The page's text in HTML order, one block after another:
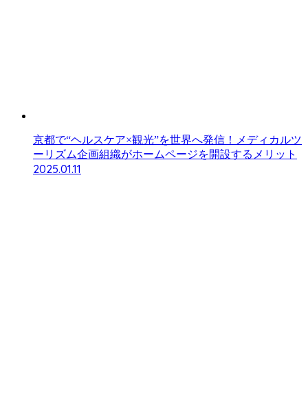
京都で“ヘルスケア×観光”を世界へ発信！メディカルツ
ーリズム企画組織がホームページを開設するメリット
2025.01.11